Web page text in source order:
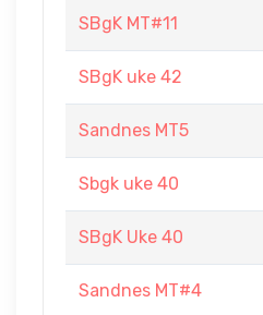
SBgK MT#11
SBgK uke 42
Sandnes MT5
Sbgk uke 40
SBgK Uke 40
Sandnes MT#4